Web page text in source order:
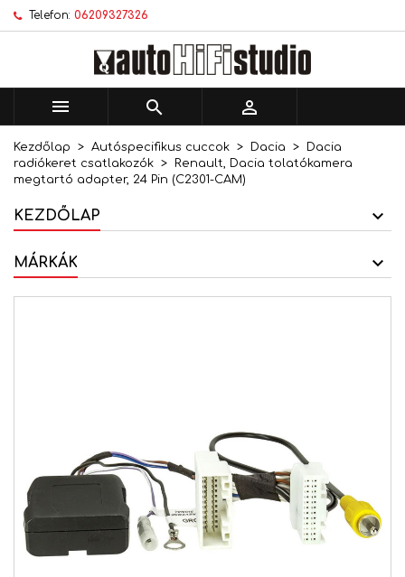
Telefon: 06209327326
  
Kezdőlap Autóspecifikus cuccok Dacia
Dacia
radiókeret csatlakozók
Renault, Dacia tolatókamera
megtartó adapter, 24 Pin (C2301-CAM)
KEZDŐLAP
MÁRKÁK
Kívánságlistáim ×
Új lista létrehozása
Kívánságlista létrehozása ×
Kívánságlista neve
Mégsem Kívánságlista létrehozása
Bejelentkezés ×
történő mentéséhez.
Mégsem Bejelentkezés